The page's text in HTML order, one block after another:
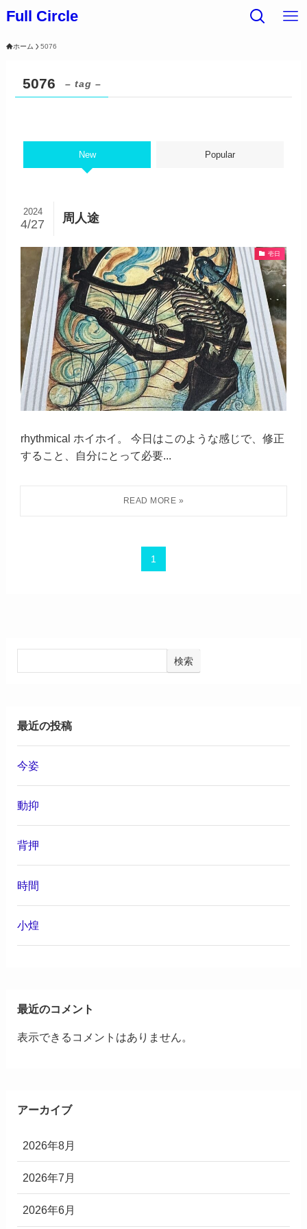
Full Circle
ホーム 5076
5076 – tag –
New Popular
周人途
2024
4/27
壱日
rhythmical ホイホイ。 今日はこのような感じで、修正
すること、自分にとって必要...
1
検索
最近の投稿
今姿
動抑
背押
時間
小煌
最近のコメント
表示できるコメントはありません。
アーカイブ
2026年8月
2026年7月
2026年6月